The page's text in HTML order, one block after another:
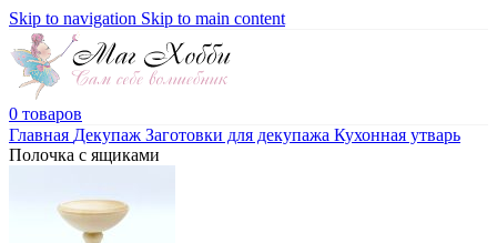
Skip to navigation Skip to main content
0 товаров
Главная Декупаж Заготовки для декупажа Кухонная утварь
Полочка с ящиками